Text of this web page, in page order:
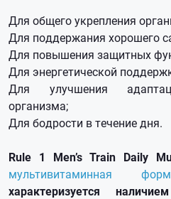
Для общего укрепления
Для поддержания хорошего
Для повышения защитных
Для энергетической
Для улучшения
организма;
Для бодрости в течение дня.
Rule 1 Men’s Train Daily
мультивитаминная
характеризуется